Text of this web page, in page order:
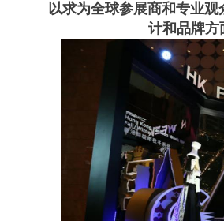
以求为全球参展商和专业
计和品牌方